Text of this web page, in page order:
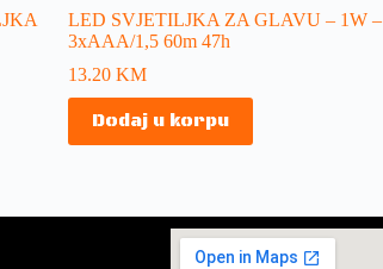
LED SVJETILJKA ZA GLAVU – 1W –
3xAAA/1,5 60m 47h
13.20KM
Dodaj u korpu